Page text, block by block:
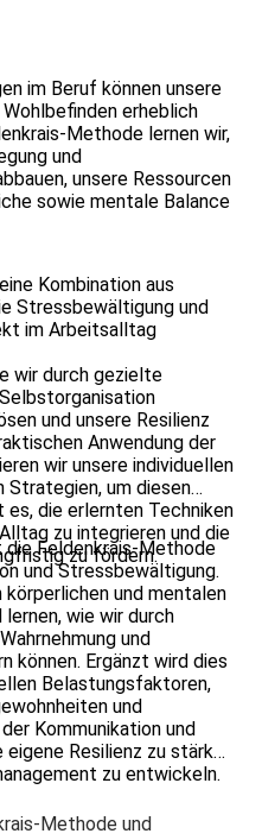
im Beruf können unsere
erheblich
Methode lernen wir,
und
unsere Ressourcen
sowie mentale Balance
Kombination aus
Stressbewältigung und
im Arbeitsalltag
wir durch gezielte
und unsere Resilienz
Anwendung der
wir unsere individuellen
um diesen
die erlernten Techniken
zu integrieren und die
zu fördern.
die Feldenkrais-Methode
und Stressbewältigung.
und mentalen
wie wir durch
und
können. Ergänzt wird dies
Belastungsfaktoren,
und
Kommunikation und
Resilienz zu stärken
zu entwickeln.
Methode und